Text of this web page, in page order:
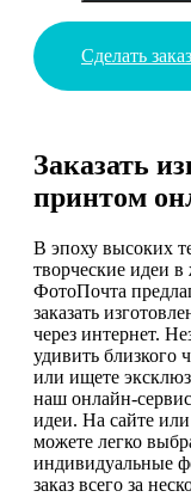
Сделать заказ
Заказать
принтом
В эпоху высоких
творческие идеи
ФотоПочта
заказать
через интернет.
удивить близкого
или ищете
наш онлайн-
идеи. На сайте
можете легко
индивидуальные
заказ всего за